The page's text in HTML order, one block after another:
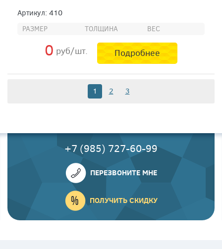
Артикул: 410
РАЗМЕР ТОЛЩИНА ВЕС
0 руб/шт. Подробнее
1 2 3
+7 (985) 727-60-99
ПЕРЕЗВОНИТЕ МНЕ
ПОЛУЧИТЬ СКИДКУ